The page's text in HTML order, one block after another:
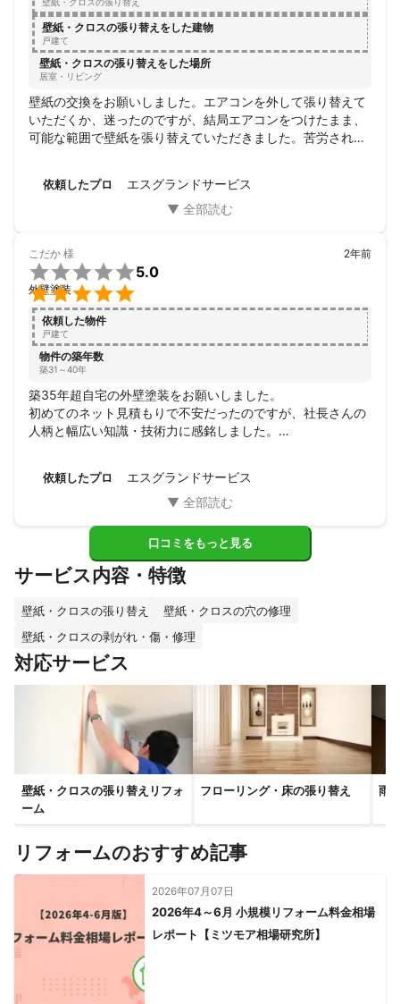
壁紙・クロスの張り替え
壁紙・クロスの張り替えをした建物
戸建て
壁紙・クロスの張り替えをした場所
居室・リビング
壁紙の交換をお願いしました。エアコンを外して張り替えて
いただくか、迷ったのですが、結局エアコンをつけたまま、
可能な範囲で壁紙を張り替えていただきました。苦労された
も丁寧に作業をしていただきましたし、社長さんでしょう
か、責任者の方もとても誠実に対応していただきました。知
が一番大切だと思います。安心してお願いできました。あり
がとうございました。
依頼したプロ エスグランドサービス
こだか 様


5.0
外壁塗装
2年前
依頼した物件
戸建て
物件の築年数
築31～40年
築35年超自宅の外壁塗装をお願いしました。
初めてのネット見積もりで不安だったのですが、社長さんの
人柄と幅広い知識・技術力に感銘しました。
防水工事も三度塗りのセットでとても安く引き受けてくださ
間通り段取り良く進めていただき、見違えるようにキレイな
仕上がりにしていただきました！
この業者さんに頼んでよかったです。又、何かの際は是非お
ありがとうございました。
依頼したプロ エスグランドサービス
口コミをもっと見る
サービス内容・特徴
壁紙・クロスの張り替え
壁紙・クロスの穴の修理
壁紙・クロスの剥がれ・傷・修理
対応サービス
壁紙・クロスの張り替えリフォ
ーム
フローリング・床の張り替え 雨
リフォームのおすすめ記事
2026年07月07日
2026年4～6月 小規模リフォーム料金相場
レポート【ミツモア相場研究所】